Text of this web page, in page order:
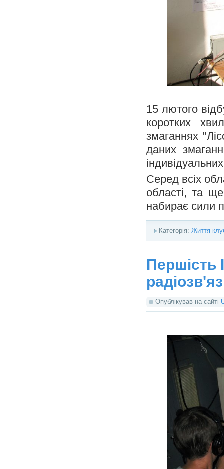
15 лютого
коротких
змаганнях
даних
Серед всіх
області, та
набирає сили
Категорія: Життя
Першість
Опублікував на сайті